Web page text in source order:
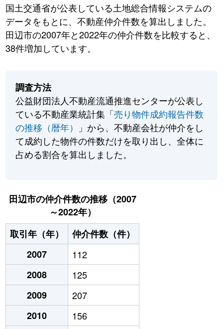
国土交通省が公表している土地総合情報システムの
データをもとに、不動産仲介件数を算出しました。
田辺市の2007年と2022年の仲介件数を比較すると、
38件増加しています。
調査方法
公益財団法人不動産流通推進センターが公表し
ている不動産業統計集「売り物件成約報告件数
の推移（暦年）
」から、不動産会社が仲介をし
て成約した物件の件数だけを取り出し、全体に
占める割合を算出しました。
田辺市の仲介件数の推移（2007
～2022年）
取引年（年）
仲介件数（件）
2007
112
2008
125
2009
207
2010
156